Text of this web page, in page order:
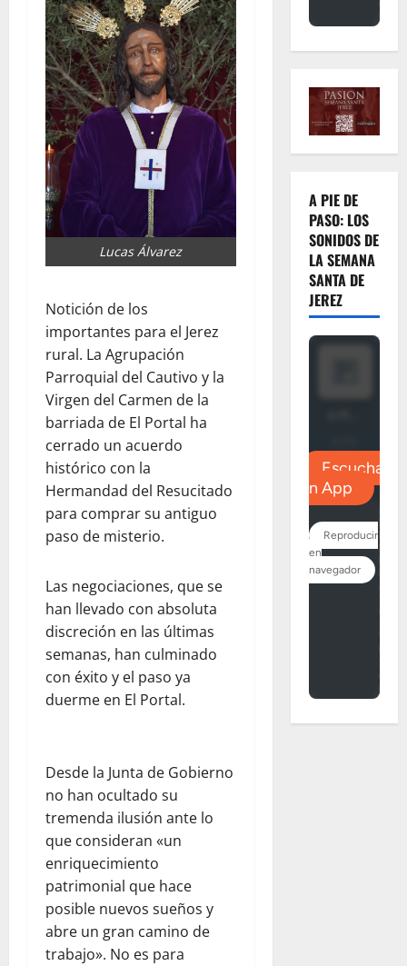
Lucas Álvarez
Notición de los
importantes para el Jerez
rural. La Agrupación
Parroquial del Cautivo y la
Virgen del Carmen de la
barriada de El Portal ha
cerrado un acuerdo
histórico con la
Hermandad del Resucitado
para comprar su antiguo
paso de misterio.
Las negociaciones, que se
han llevado con absoluta
discreción en las últimas
semanas, han culminado
con éxito y el paso ya
duerme en El Portal.
Desde la Junta de Gobierno
no han ocultado su
tremenda ilusión ante lo
que consideran «un
enriquecimiento
patrimonial que hace
posible nuevos sueños y
abre un gran camino de
trabajo». No es para
A PIE DE
PASO: LOS
SONIDOS DE
LA SEMANA
SANTA DE
JEREZ